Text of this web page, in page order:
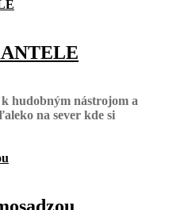
hudobným nástrojom a
na sever kde si